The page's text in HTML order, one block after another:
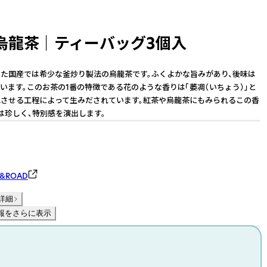
龍茶 ｜ ティーバッグ3個入
国産では希少な釜炒り製法の烏龍茶です。ふくよかな旨みがあり、後味は
ます。このお茶の1番の特徴である花のような香りは「萎凋（いちょう）」と
せる工程によって生みだされています。紅茶や烏龍茶にもみられるこの香
珍しく、特別感を演出します。
細
をさらに表示